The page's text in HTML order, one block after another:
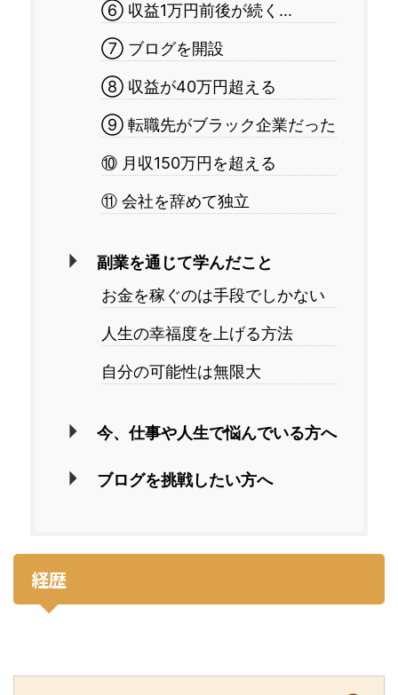
⑥ 収益1万円前後が続く...
⑦ ブログを開設
⑧ 収益が40万円超える
⑨ 転職先がブラック企業だった
⑩ 月収150万円を超える
⑪ 会社を辞めて独立
副業を通じて学んだこと
お金を稼ぐのは手段でしかない
人生の幸福度を上げる方法
自分の可能性は無限大
今、仕事や人生で悩んでいる方へ
ブログを挑戦したい方へ
経歴